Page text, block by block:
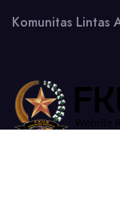
Komunitas Lintas